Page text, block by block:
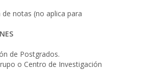
notas (no aplica para
de Postgrados.
o Centro de Investigación